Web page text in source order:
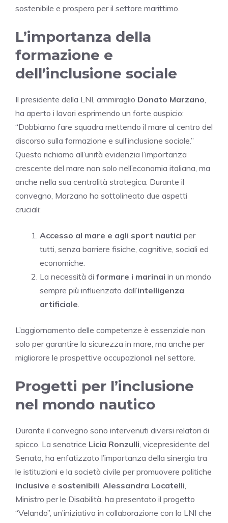
sostenibile e prospero per il settore marittimo.
L’importanza della
formazione e
dell’inclusione sociale
Il presidente della LNI, ammiraglio Donato Marzano
ha aperto i lavori esprimendo un forte auspicio:
“Dobbiamo fare squadra mettendo il mare al centro del
discorso sulla formazione e sull’inclusione sociale.”
Questo richiamo all’unità evidenzia l’importanza
crescente del mare non solo nell’economia italiana, ma
anche nella sua centralità strategica. Durante il
convegno, Marzano ha sottolineato due aspetti
cruciali:
Accesso al mare e agli sport nautici per
tutti, senza barriere fisiche, cognitive, sociali ed
economiche.
La necessità di formare i marinai in un mondo
sempre più influenzato dall’intelligenza
artificiale
L’aggiornamento delle competenze è essenziale non
solo per garantire la sicurezza in mare, ma anche per
migliorare le prospettive occupazionali nel settore.
Progetti per l’inclusione
nel mondo nautico
Durante il convegno sono intervenuti diversi relatori di
spicco. La senatrice Licia Ronzulli , vicepresidente del
Senato, ha enfatizzato l’importanza della sinergia tra
le istituzioni e la società civile per promuovere politiche
inclusive e sostenibili Alessandra Locatelli
Ministro per le Disabilità, ha presentato il progetto
“Velando”, un’iniziativa in collaborazione con la LNI che